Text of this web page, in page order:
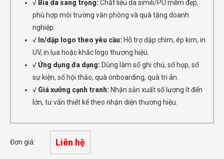
√ Bìa da sang trọng: Chất liệu da simili/PU mềm đẹp,
phù hợp môi trường văn phòng và quà tặng doanh
nghiệp.
√ In/dập logo theo yêu cầu: Hỗ trợ dập chìm, ép kim, in
UV, in lụa hoặc khắc logo thương hiệu.
√Ứng dụng đa dạng: Dùng làm sổ ghi chú, sổ họp, sổ
sự kiện, sổ hội thảo, quà onboarding, quà tri ân.
√ Giá xưởng cạnh tranh: Nhận sản xuất số lượng ít đến
lớn, tư vấn thiết kế theo nhận diện thương hiệu.
Đơn giá: Liên hệ